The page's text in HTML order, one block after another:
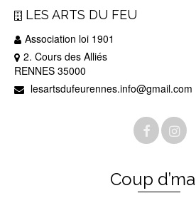
LES ARTS DU FEU
Association loi 1901
2. Cours des Alliés
RENNES 35000
lesartsdufeurennes.info@gmail.com
Coup